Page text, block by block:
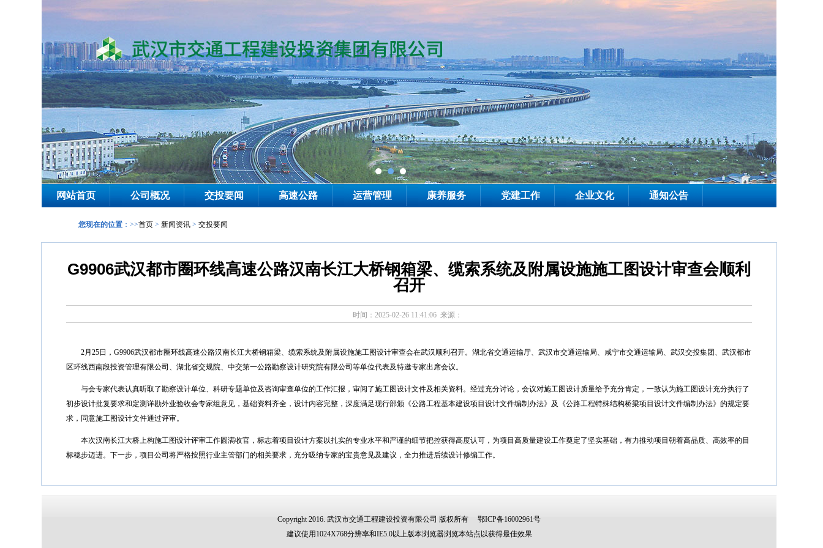
网站首页 公司概况 交投要闻 高速公路 运营管理 康养服务 党建工作 企业文化 通知公告
您现在的位置 ：>>首页 > 新闻资讯 > 交投要闻
G9906武汉都市圈环线高速公路汉南长江大桥钢箱梁、缆索系统及附属设施施工图设计审查会顺利
召开
时间：2025-02-26 11:41:06 来源：
2月25日，G9906武汉都市圈环线高速公路汉南长江大桥钢箱梁、缆索系统及附属设施施工图设计审查会在武汉顺利召开。湖北省交通运输厅、武汉市交通运输局、咸宁市交通运输局、武汉交投集团、武汉都市
区环线西南段投资管理有限公司、湖北省交规院、中交第一公路勘察设计研究院有限公司等单位代表及特邀专家出席会议。
与会专家代表认真听取了勘察设计单位、科研专题单位及咨询审查单位的工作汇报，审阅了施工图设计文件及相关资料。经过充分讨论，会议对施工图设计质量给予充分肯定，一致认为施工图设计充分执行了
初步设计批复要求和定测详勘外业验收会专家组意见，基础资料齐全，设计内容完整，深度满足现行部颁《公路工程基本建设项目设计文件编制办法》及《公路工程特殊结构桥梁项目设计文件编制办法》的规定要
求，同意施工图设计文件通过评审。
本次汉南长江大桥上构施工图设计评审工作圆满收官，标志着项目设计方案以扎实的专业水平和严谨的细节把控获得高度认可，为项目高质量建设工作奠定了坚实基础，有力推动项目朝着高品质、高效率的目
标稳步迈进。下一步，项目公司将严格按照行业主管部门的相关要求，充分吸纳专家的宝贵意见及建议，全力推进后续设计修编工作。
Copyright 2016. 武汉市交通工程建设投资有限公司 版权所有 鄂ICP备16002961号
建议使用1024X768分辨率和IE5.0以上版本浏览器浏览本站点以获得最佳效果